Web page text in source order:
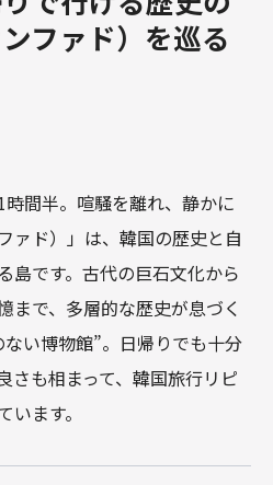
ファド）を巡る
間半。喧騒を離れ、静かに
ァド）」は、韓国の歴史と自
島です。古代の巨石文化から
まで、多層的な歴史が息づく
い博物館”。日帰りでも十分
さも相まって、韓国旅行リピ
ます。